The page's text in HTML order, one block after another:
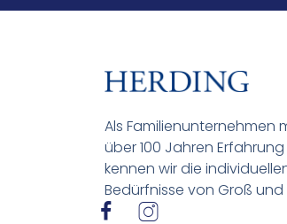
Als Familienunternehmen
über 100 Jahren Erfahrung
kennen wir die
Bedürfnisse von Groß und
I
I